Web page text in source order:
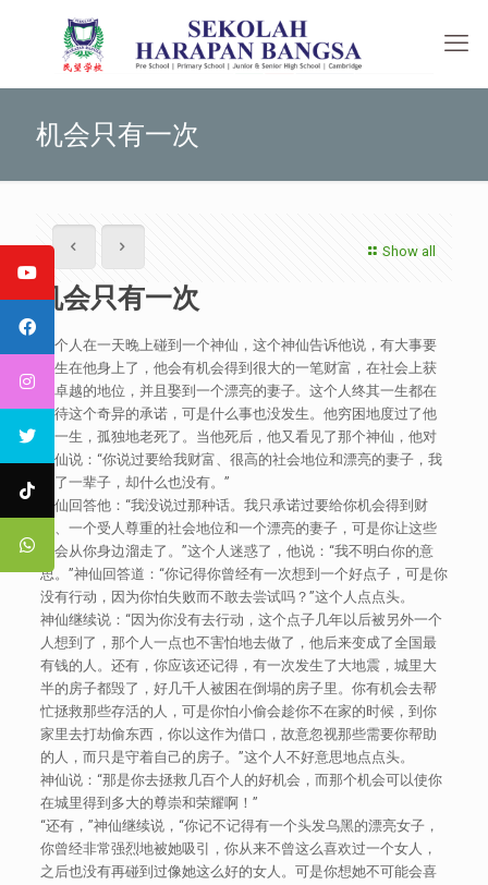
机会只有一次
Show all
机会只有一次
有个人在一天晚上碰到一个神仙，这个神仙告诉他说，有大事要
发生在他身上了，他会有机会得到很大的一笔财富，在社会上获
得卓越的地位，并且娶到一个漂亮的妻子。这个人终其一生都在
等待这个奇异的承诺，可是什么事也没发生。他穷困地度过了他
的一生，孤独地老死了。当他死后，他又看见了那个神仙，他对
神仙说：“你说过要给我财富、很高的社会地位和漂亮的妻子，我
等了一辈子，却什么也没有。”
神仙回答他：“我没说过那种话。我只承诺过要给你机会得到财
富、一个受人尊重的社会地位和一个漂亮的妻子，可是你让这些
机会从你身边溜走了。”这个人迷惑了，他说：“我不明白你的意
思。”神仙回答道：“你记得你曾经有一次想到一个好点子，可是你
没有行动，因为你怕失败而不敢去尝试吗？”这个人点点头。
神仙继续说：“因为你没有去行动，这个点子几年以后被另外一个
人想到了，那个人一点也不害怕地去做了，他后来变成了全国最
有钱的人。还有，你应该还记得，有一次发生了大地震，城里大
半的房子都毁了，好几千人被困在倒塌的房子里。你有机会去帮
忙拯救那些存活的人，可是你怕小偷会趁你不在家的时候，到你
家里去打劫偷东西，你以这作为借口，故意忽视那些需要你帮助
的人，而只是守着自己的房子。”这个人不好意思地点点头。
神仙说：“那是你去拯救几百个人的好机会，而那个机会可以使你
在城里得到多大的尊崇和荣耀啊！”
“还有，”神仙继续说，“你记不记得有一个头发乌黑的漂亮女子，
你曾经非常强烈地被她吸引，你从来不曾这么喜欢过一个女人，
之后也没有再碰到过像她这么好的女人。可是你想她不可能会喜